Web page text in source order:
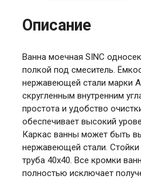
Описание
Ванна моечная SINC
полкой под смеситель.
нержавеющей стали марки
скругленным внутренним
простота и удобство
обеспечивает высокий
Каркас ванны может быть
нержавеющей стали.
труба 40х40. Все кромки
полностью исключает